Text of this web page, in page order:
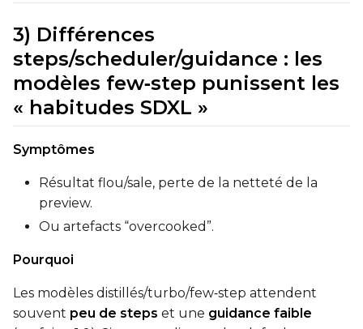
3) Différences
steps/scheduler/guidance : les
modèles few‑step punissent les
« habitudes SDXL »
Symptômes
Résultat flou/sale, perte de la netteté de la
preview.
Ou artefacts “overcooked”.
Pourquoi
Les modèles distillés/turbo/few‑step attendent
souvent peu de steps et une guidance faible